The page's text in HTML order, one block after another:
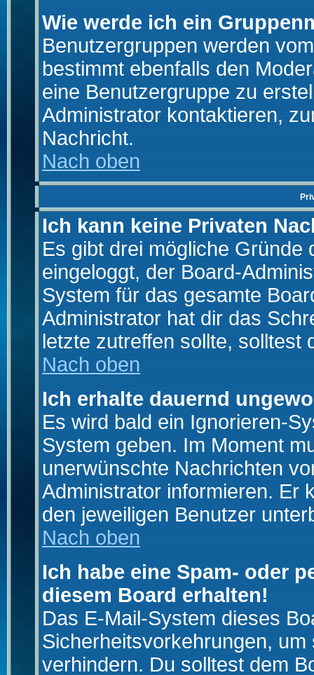
Wie werde ich ein
Benutzergruppen werden
bestimmt ebenfalls den
eine Benutzergruppe zu
Administrator kontaktieren,
Nachricht.
Nach oben
Ich kann keine Privaten
Es gibt drei mögliche Gründe
eingeloggt, der Board-
System für das gesamte
Administrator hat dir das
letzte zutreffen sollte, solltest
Nach oben
Ich erhalte dauernd
Es wird bald ein Ignorieren-
System geben. Im Moment
unerwünschte Nachrichten
Administrator informieren. Er
den jeweiligen Benutzer
Nach oben
Ich habe eine Spam- oder
diesem Board erhalten!
Das E-Mail-System dieses
Sicherheitsvorkehrungen,
verhindern. Du solltest dem